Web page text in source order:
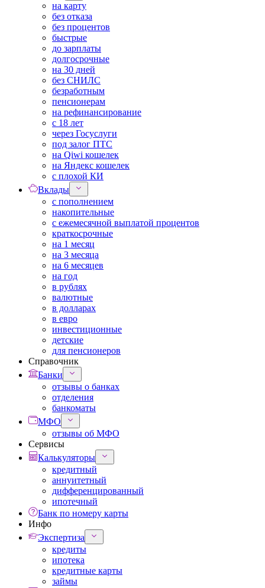
на карту
без отказа
без процентов
быстрые
до зарплаты
долгосрочные
на 30 дней
без СНИЛС
безработным
пенсионерам
на рефинансирование
с 18 лет
через Госуслуги
под залог ПТС
на Qiwi кошелек
на Яндекс кошелек
с плохой КИ
Вклады
с пополнением
накопительные
с ежемесячной выплатой процентов
краткосрочные
на 1 месяц
на 3 месяца
на 6 месяцев
на год
в рублях
валютные
в долларах
в евро
инвестиционные
детские
для пенсионеров
Справочник
Банки
отзывы о банках
отделения
банкоматы
МФО
отзывы об МФО
Сервисы
Калькуляторы
кредитный
аннуитетный
дифференцированный
ипотечный
Банк по номеру карты
Инфо
Экспертиза
кредиты
ипотека
кредитные карты
займы